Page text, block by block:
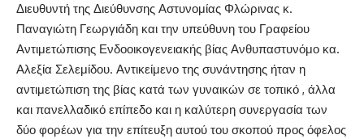
Διευθυντή της Διεύθυνσης Αστυνομίας Φλώρινας κ.
Παναγιώτη Γεωργιάδη και την υπεύθυνη του Γραφείου
Αντιμετώπισης Ενδοοικογενειακής βίας Ανθυπαστυνόμο κα.
Αλεξία Σελεμίδου. Αντικείμενο της συνάντησης ήταν η
αντιμετώπιση της βίας κατά των γυναικών σε τοπικό , άλλα
και πανελλαδικό επίπεδο και η καλύτερη συνεργασία των
δύο φορέων για την επίτευξη αυτού του σκοπού προς όφελος